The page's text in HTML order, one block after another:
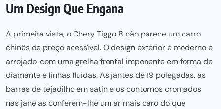
Um Design Que Engana
À primeira vista, o Chery Tiggo 8 não parece um carro
chinês de preço acessível. O design exterior é moderno e
arrojado, com uma grelha frontal imponente em forma de
diamante e linhas fluidas. As jantes de 19 polegadas, as
barras de tejadilho em satin e os contornos cromados
nas janelas conferem-lhe um ar mais caro do que